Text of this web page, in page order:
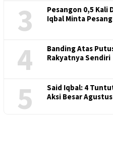
3
Pesangon 0,5 Kali
Iqbal Minta
4
Banding Atas
Rakyatnya Sendiri
5
Said Iqbal: 4
Aksi Besar